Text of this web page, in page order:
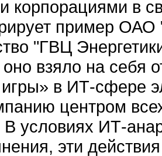
корпорациями в
пример ОАО
"ГВЦ
взяло на себя
в ИТ-сфере
центром
В условиях ИТ-
эти